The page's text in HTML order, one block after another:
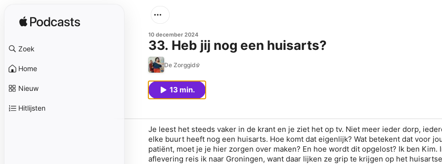
Zoek
Home
Nieuw
Hitlijsten
10 december 2024
33. Heb jij nog een huisarts?
De Zorggids
13 min.
Je leest het steeds vaker in de krant en je ziet het op tv. Niet meer ieder dorp,
elke buurt heeft nog een huisarts. Hoe komt dat eigenlijk? Wat betekent dat voor
patiënt, moet je je hier zorgen over maken? En hoe wordt dit opgelost? Ik ben Kim.
aflevering reis ik naar Groningen, want daar lijken ze grip te krijgen op het